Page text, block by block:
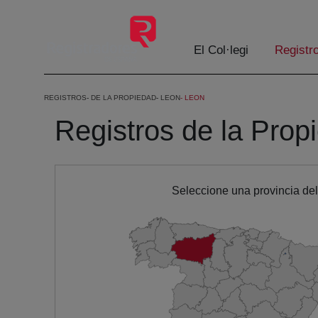
Salta al contingut principal
El Col·legi
REGISTROS DE LA PROPIEDAD LEON LEON
Registros de la
Seleccione una provincia